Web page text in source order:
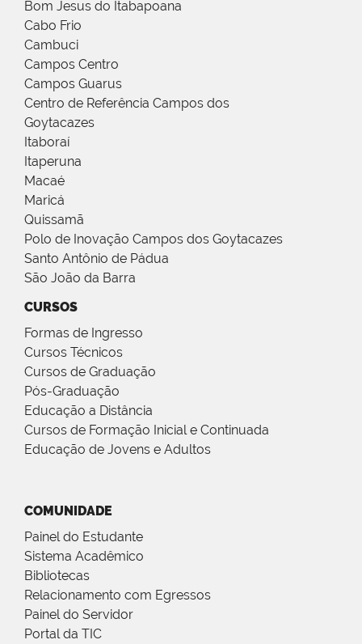
Bom Jesus do Itabapoana
Cabo Frio
Cambuci
Campos Centro
Campos Guarus
Centro de Referência Campos dos
Goytacazes
Itaboraí
Itaperuna
Macaé
Maricá
Quissamã
Polo de Inovação Campos dos Goytacazes
Santo Antônio de Pádua
São João da Barra
CURSOS
Formas de Ingresso
Cursos Técnicos
Cursos de Graduação
Pós-Graduação
Educação a Distância
Cursos de Formação Inicial e Continuada
Educação de Jovens e Adultos
COMUNIDADE
Painel do Estudante
Sistema Acadêmico
Bibliotecas
Relacionamento com Egressos
Painel do Servidor
Portal da TIC